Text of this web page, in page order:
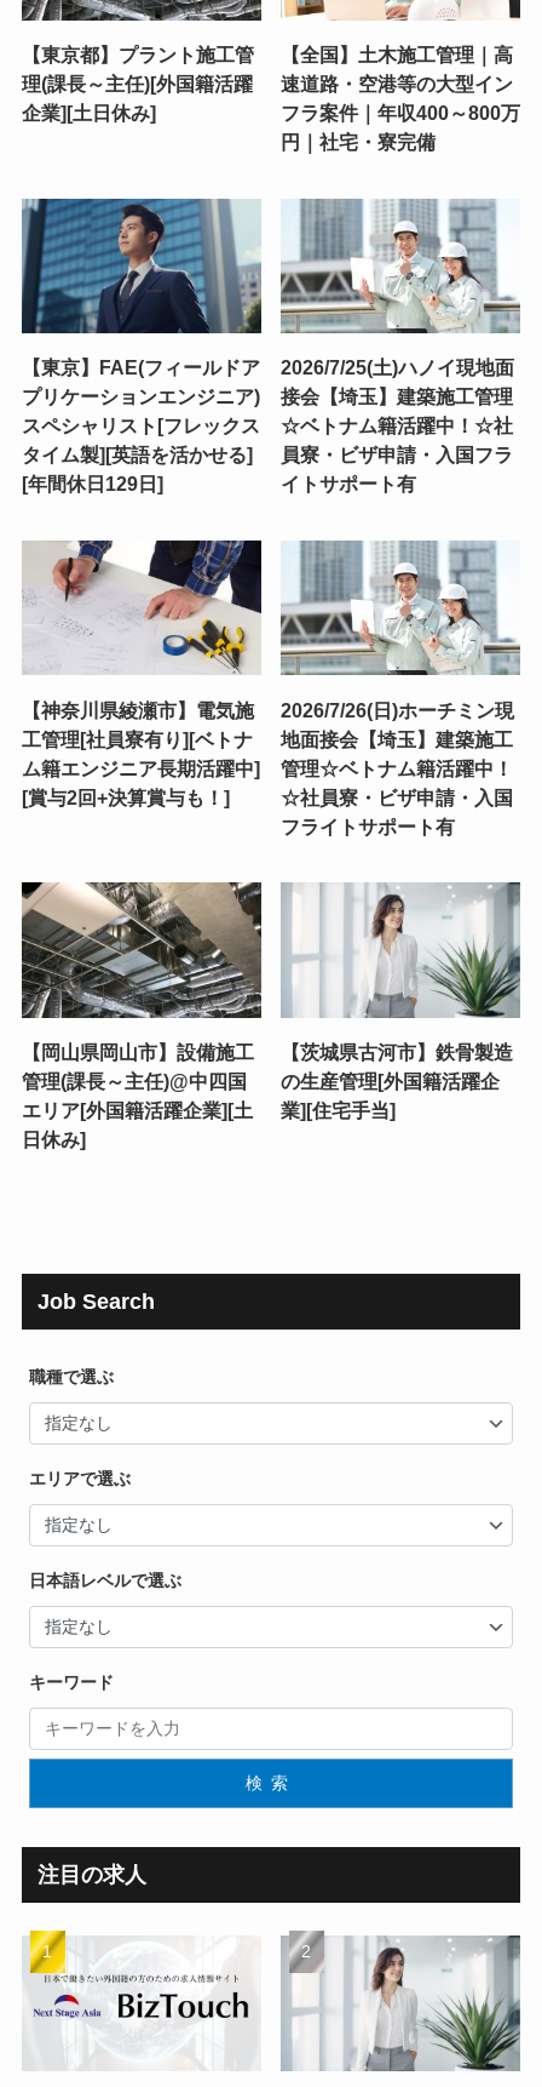
【東京都】プラント施工管
理(課長～主任)[外国籍活躍
企業][土日休み]
【全国】土木施工管理｜高
速道路・空港等の大型イン
フラ案件｜年収400～800万
円｜社宅・寮完備
【東京】FAE(フィールドア
プリケーションエンジニア)
スペシャリスト[フレックス
タイム製][英語を活かせる]
[年間休日129日]
2026/7/25(土)ハノイ現地面
接会【埼玉】建築施工管理
☆ベトナム籍活躍中！☆社
員寮・ビザ申請・入国フラ
イトサポート有
【神奈川県綾瀬市】電気施
工管理[社員寮有り][ベトナ
ム籍エンジニア長期活躍中]
[賞与2回+決算賞与も！]
2026/7/26(日)ホーチミン現
地面接会【埼玉】建築施工
管理☆ベトナム籍活躍中！
☆社員寮・ビザ申請・入国
フライトサポート有
【岡山県岡山市】設備施工
管理(課長～主任)@中四国
エリア[外国籍活躍企業][土
日休み]
【茨城県古河市】鉄骨製造
の生産管理[外国籍活躍企
業][住宅手当]
Job Search
職種で選ぶ
エリアで選ぶ
日本語レベルで選ぶ
キーワード
検索
注目の求人